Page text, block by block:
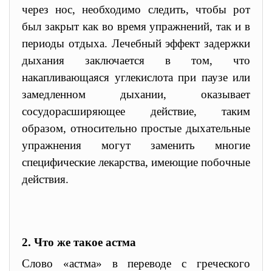
через нос, необходимо следить, чтобы рот
был закрыт как во время упражнений, так и в
периоды отдыха. Лечебный эффект задержки
дыхания заключается в том, что
накапливающаяся углекислота при паузе или
замедленном дыхании, оказывает
сосудорасширяющее действие, таким
образом, относительно простые дыхательные
упражнения могут заменить многие
специфические лекарства, имеющие побочные
действия.
2. Что же такое астма
Слово «астма» в переводе с греческого